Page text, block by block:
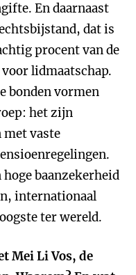
En daarnaast
dat is
procent van de
lidmaatschap.
bonden vormen
het zijn
met vaste
hoge baanzekerheid
internationaal
ter wereld.
Mei Li Vos, de